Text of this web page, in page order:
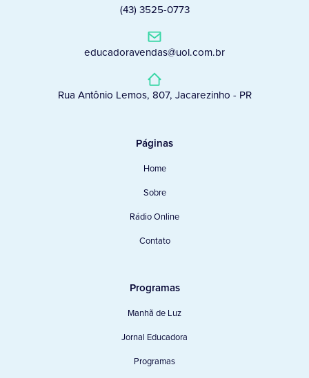
(43) 3525-0773
educadoravendas@uol.com.br
Rua Antônio Lemos, 807, Jacarezinho - PR
Páginas
Home
Sobre
Rádio Online
Contato
Programas
Manhã de Luz
Jornal Educadora
Programas